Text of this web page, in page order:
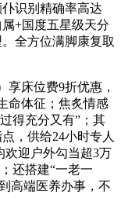
识别精确率高达
+国度五星级天分
全方位满脚康复取
床位费9折优惠，
命体征；焦炙情感
得充分又有”；其
，供给24小时专人
欢迎户外勾当超3万
还搭建“一老一
高端医养办事，不